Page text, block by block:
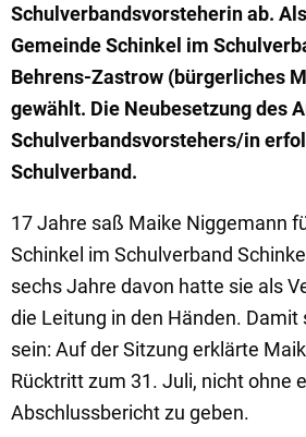
Schulverbandsvorsteherin ab.
Gemeinde Schinkel im
Behrens-Zastrow (bürgerliches
gewählt. Die Neubesetzung des
Schulverbandsvorstehers/in
Schulverband.
17 Jahre saß Maike Niggemann
Schinkel im Schulverband
sechs Jahre davon hatte sie als
die Leitung in den Händen. Damit
sein: Auf der Sitzung erklärte
Rücktritt zum 31. Juli, nicht ohne
Abschlussbericht zu geben.